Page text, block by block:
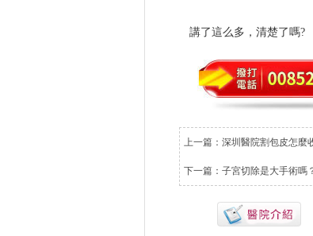
講了這么多，清楚了嗎?
上一篇： 深圳醫院割包皮怎麼
下一篇： 子宮切除是大手術嗎